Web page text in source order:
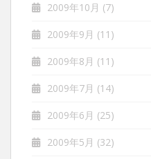
2009年10月 (7)
2009年9月 (11)
2009年8月 (11)
2009年7月 (14)
2009年6月 (25)
2009年5月 (32)